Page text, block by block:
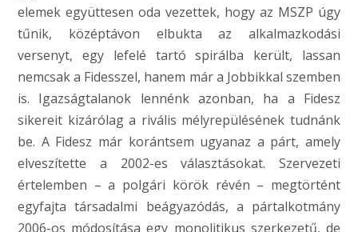
elemek együttesen oda vezettek, hogy az MSZP úgy
tűnik, középtávon elbukta az alkalmazkodási
versenyt, egy lefelé tartó spirálba került, lassan
nemcsak a Fidesszel, hanem már a Jobbikkal szemben
is. Igazságtalanok lennénk azonban, ha a Fidesz
sikereit kizárólag a rivális mélyrepülésének tudnánk
be. A Fidesz már korántsem ugyanaz a párt, amely
elveszítette a 2002-es választásokat. Szervezeti
értelemben – a polgári körök révén – megtörtént
egyfajta társadalmi beágyazódás, a pártalkotmány
2006-os módosítása egy monolitikus szerkezetű, de